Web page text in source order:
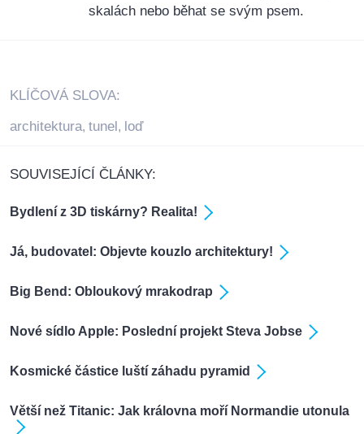
skalách nebo běhat se svým psem.
KLÍČOVÁ SLOVA:
architektura, tunel, loď
SOUVISEJÍCÍ ČLÁNKY:
Bydlení z 3D tiskárny? Realita!
Já, budovatel: Objevte kouzlo architektury!
Big Bend: Obloukový mrakodrap
Nové sídlo Apple: Poslední projekt Steva Jobse
Kosmické částice luští záhadu pyramid
Větší než Titanic: Jak královna moří Normandie utonula